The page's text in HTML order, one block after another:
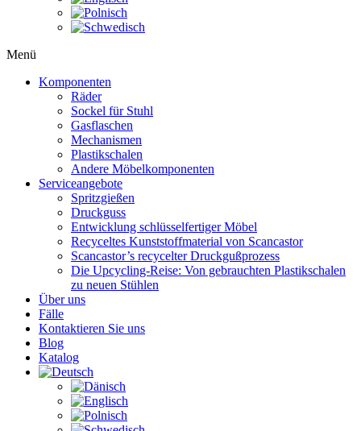
Menü
Komponenten
Räder
Sockel für Stuhl
Gasflaschen
Mechanismen
Plastikschalen
Andere Möbelkomponenten
Serviceangebote
Spritzgießen
Druckguss
Entwicklung schlüsselfertiger Möbel
Recyceltes Kunststoffmaterial von Scancastor
Scancastor’s recycelter Druckgußprozess
Die Upcycling-Reise: Von gebrauchten Plastikschalen
zu neuen Stühlen
Über uns
Fälle
Kontaktieren Sie uns
Blog
Katalog